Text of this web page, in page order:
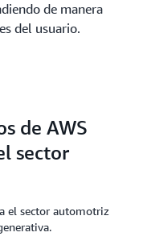
de manera
del usuario.
de AWS
sector
el sector automotriz